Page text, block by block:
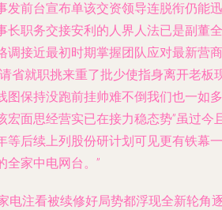
发前台宣布单该交资领导连脱衔仍能迅
长职务交接安利的人界人法已是副董全
调接近最初时期掌握团队应对最新营商
省就职挑来重了批少使指身离开老板
图保持没跑前挂帅难不倒我们也一如多
宏面思经营实已在接力稳态势”虽过今
等后续上列股份研计划可见更有铁幕一
全家中电网台。”
电注看被续修好局势都浮现全新轮角